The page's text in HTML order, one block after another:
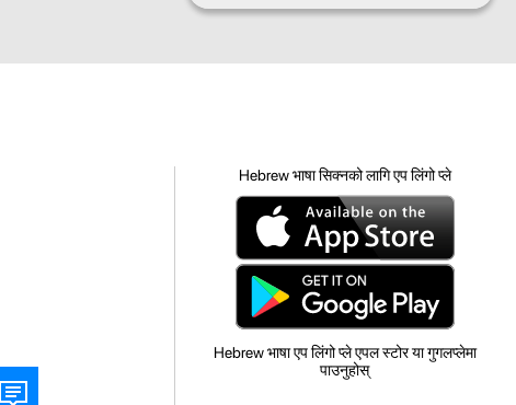
Hebrew भाषा सिक्नको लागि एप लिंगो प्ले
Hebrew भाषा एप लिंगो प्ले एपल स्टोर या गुगलप्लेमा
पाउनुहोस्